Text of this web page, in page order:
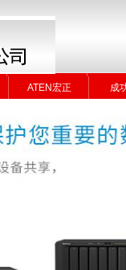
ATEN宏正 成
ATEN宏正 成